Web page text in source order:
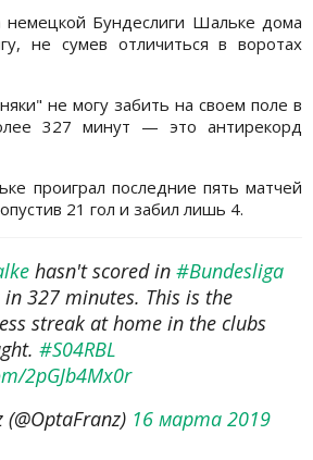
немецкой Бундеслиги Шальке дома
не сумев отличиться в воротах
не могу забить на своем поле в
327 минут — это антирекорд
проиграл последние пять матчей
21 гол и забил лишь 4.
hasn't scored in #Bundesliga
327 minutes. This is the
streak at home in the clubs
#S04RBL
2pGJb4Mx0r
16 марта 2019